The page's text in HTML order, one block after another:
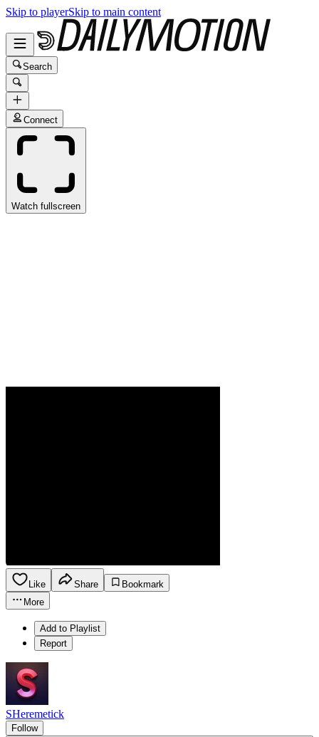
Skip to playerSkip to main content
Search
Connect
Watch fullscreen
Like Share
Bookmark
More
Add to Playlist
Report
SHeremetick
Follow